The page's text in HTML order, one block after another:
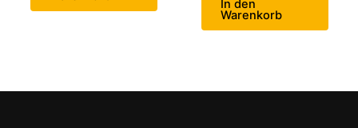
In den
Warenkorb